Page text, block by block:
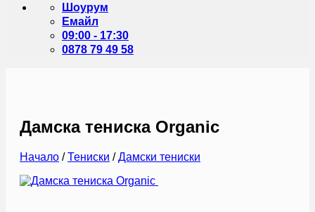
Шоурум
Емайл
09:00 - 17:30
0878 79 49 58
Дамска тениска Organic
Начало / Тениски / Дамски тениски